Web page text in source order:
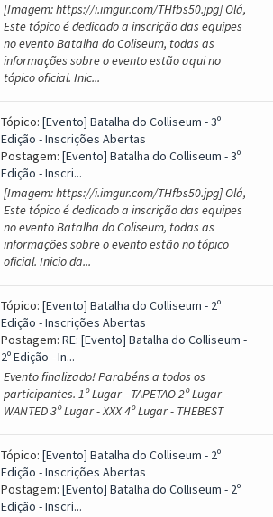
[Imagem: https://i.imgur.com/THfbs50.jpg] Olá,
Este tópico é dedicado a inscrição das equipes
no evento Batalha do Coliseum, todas as
informações sobre o evento estão aqui no
tópico oficial. Inic...
Tópico: [Evento] Batalha do Colliseum - 3º
Edição - Inscrições Abertas
Postagem: [Evento] Batalha do Colliseum - 3º
Edição - Inscri...
[Imagem: https://i.imgur.com/THfbs50.jpg] Olá,
Este tópico é dedicado a inscrição das equipes
no evento Batalha do Coliseum, todas as
informações sobre o evento estão no tópico
oficial. Inicio da...
Tópico: [Evento] Batalha do Colliseum - 2º
Edição - Inscrições Abertas
Postagem: RE: [Evento] Batalha do Colliseum -
2º Edição - In...
Evento finalizado! Parabéns a todos os
participantes. 1º Lugar - TAPETAO 2º Lugar -
WANTED 3º Lugar - XXX 4º Lugar - THEBEST
Tópico: [Evento] Batalha do Colliseum - 2º
Edição - Inscrições Abertas
Postagem: [Evento] Batalha do Colliseum - 2º
Edição - Inscri...